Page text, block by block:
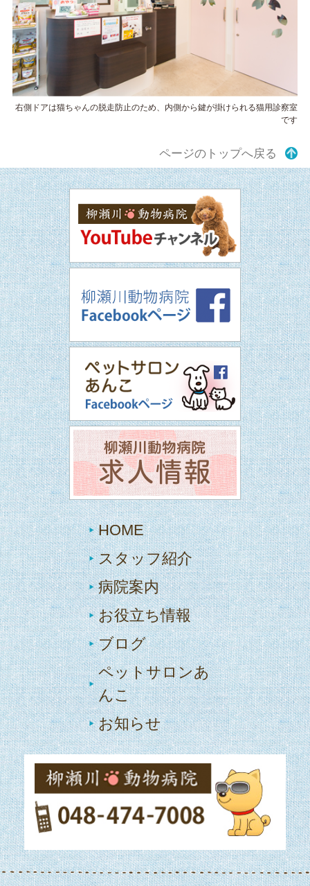
右側ドアは猫ちゃんの脱走防止のため、内側から鍵が掛けられる猫用診察室
です
ページのトップへ戻る
HOME
スタッフ紹介
病院案内
お役立ち情報
ブログ
ペットサロンあ
んこ
お知らせ